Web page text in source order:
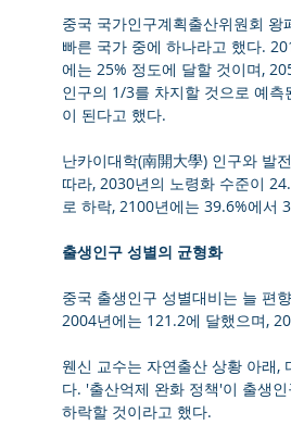
중국 국가인구계획출산위원회
빠른 국가 중에 하나라고 했다.
에는 25% 정도에 달할 것이며,
인구의 1/3를 차지할 것으로 예
이 된다고 했다.
난카이대학(南開大學) 인구와 발
따라, 2030년의 노령화 수준이
로 하락, 2100년에는 39.6%에서
출생인구 성별의 균형화
중국 출생인구 성별대비는 늘 편
2004년에는 121.2에 달했으며,
웬신 교수는 자연출산 상황 아래,
다. '출산억제 완화 정책'이 출생
하락할 것이라고 했다.